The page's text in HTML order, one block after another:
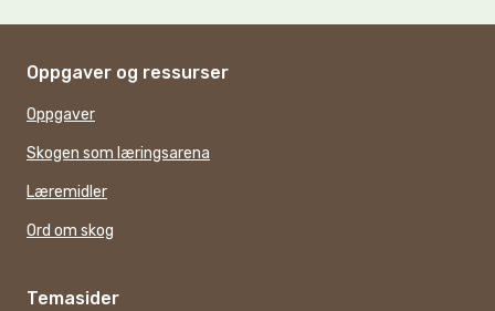
Oppgaver og ressurser
Oppgaver
Skogen som læringsarena
Læremidler
Ord om skog
Temasider